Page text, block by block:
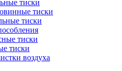
тиски
тиски
тиски
тиски
тиски
воздуха